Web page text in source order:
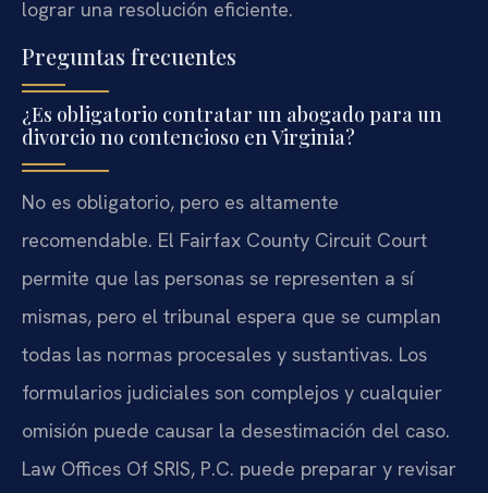
lograr una resolución eficiente.
Preguntas frecuentes
¿Es obligatorio contratar un abogado para un
divorcio no contencioso en Virginia?
No es obligatorio, pero es altamente
recomendable. El Fairfax County Circuit Court
permite que las personas se representen a sí
mismas, pero el tribunal espera que se cumplan
todas las normas procesales y sustantivas. Los
formularios judiciales son complejos y cualquier
omisión puede causar la desestimación del caso.
Law Offices Of SRIS, P.C. puede preparar y revisar